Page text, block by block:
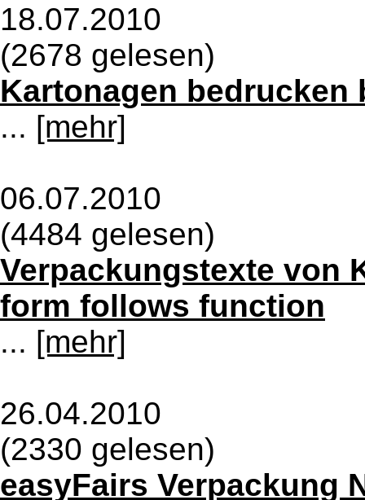
18.07.2010
(2678 gelesen)
Kartonagen bedrucken
... [mehr]
06.07.2010
(4484 gelesen)
Verpackungstexte von
form follows function
... [mehr]
26.04.2010
(2330 gelesen)
easyFairs Verpackung